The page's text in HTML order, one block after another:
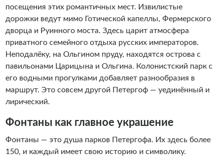
посещения этих романтичных мест. Извилистые
дорожки ведут мимо Готической капеллы, Фермерского
дворца и Руинного моста. Здесь царит атмосфера
приватного семейного отдыха русских императоров.
Неподалёку, на Ольгином пруду, находятся острова с
павильонами Царицына и Ольгина. Колонистский парк с
его водными прогулками добавляет разнообразия в
маршрут. Это совсем другой Петергоф — уединённый и
лирический.
Фонтаны как главное украшение
Фонтаны — это душа парков Петергофа. Их здесь более
150, и каждый имеет свою историю и символику.